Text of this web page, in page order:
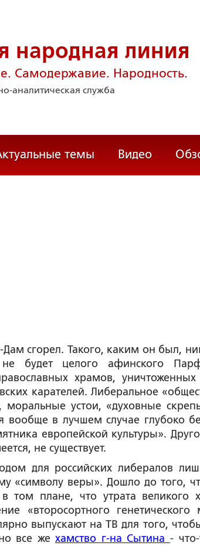
народная линия
Самодержавие. Народность.
аналитическая служба
темы Видео
Дам сгорел. Такого, каким он был,
будет целого афинского
храмов,
карателей. Либеральное
моральные устои, «духовные
вообще в лучшем случае глубоко
европейской культуры».
не существует.
для российских либералов
«символу веры». Дошло до того,
в том плане, что утрата великого
«второсортного
выпускают на ТВ для того,
но все жехамство г-на Сытина-